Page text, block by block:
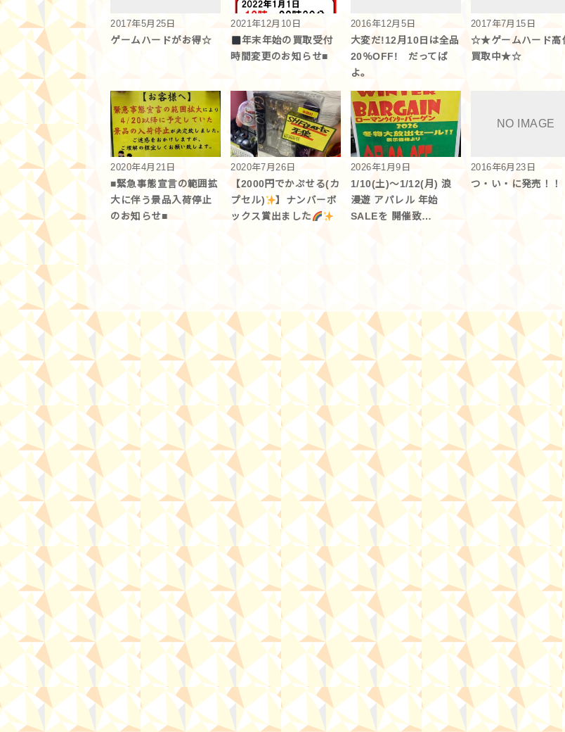
2017年5月25日
ゲームハードがお得☆
2021年12月10日
年末年始の買取受付
時間変更のお知らせ■
2016年12月5日
大変だ!12月10日は全品
20％OFF! だってば
よ。
2017年7月15日
☆★ゲームハード高
買取中★☆
2020年4月21日
■緊急事態宣言の範囲拡
大に伴う景品入荷停止
のお知らせ■
2020年7月26日
【2000円でかぷせる(カ
プセル)
】ナンバーボ
ックス賞出ました
2026年1月9日
1/10(土)～1/12(月) 浪
漫遊 アパレル 年始
SALEを 開催致…
2016年6月23日
つ・い・に発売！！